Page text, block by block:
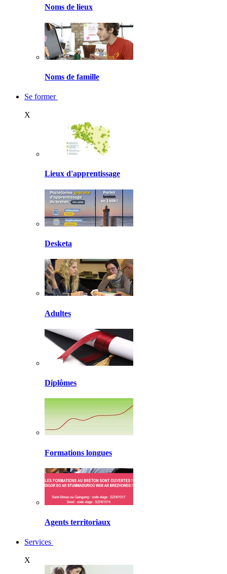
Noms de lieux
Noms de famille
Se former
X
Lieux d'apprentissage
Desketa
Adultes
Diplômes
Formations longues
Agents territoriaux
Services
X